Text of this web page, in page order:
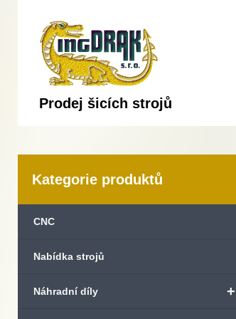
Prodej šicích strojů
Kategorie produktů
CNC
Nabídka strojů
+
Náhradní díly